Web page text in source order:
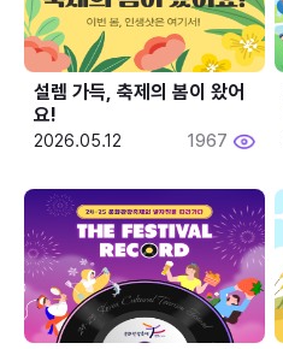
설렘 가득, 축제의 봄이 왔어
요!
2026.05.12 1967